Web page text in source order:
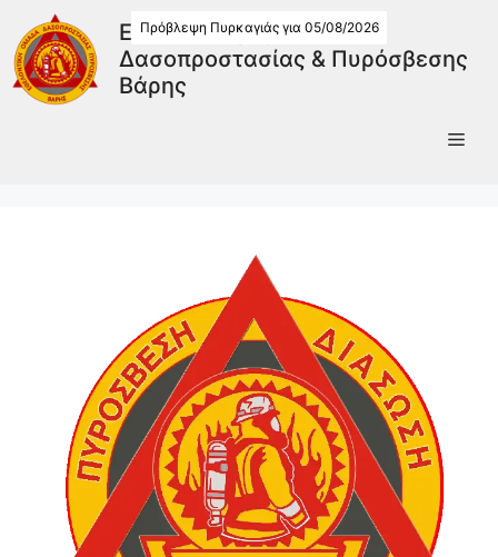
Εθελοντική Ομάδα
Δασοπροστασίας & Πυρόσβεσης
Βάρης
Πρόβλεψη Πυρκαγιάς για 05/08/2026